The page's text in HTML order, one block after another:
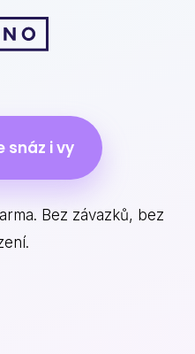
snáz i vy
Bez závazků, bez